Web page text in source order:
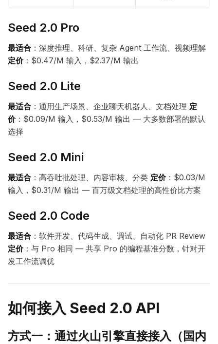
Seed 2.0 Pro
最适合 ：深度推理、科研、复杂 Agent 工作流、视频理解
定价：$0.47/M 输入，$2.37/M 输出
Seed 2.0 Lite
最适合 ：通用生产场景、企业聊天机器人、文档处理 定
价：$0.09/M 输入，$0.53/M 输出 — 大多数部署的默认
选择
Seed 2.0 Mini
最适合 ：高吞吐批处理、内容审核、分类 定价：$0.03/M
输入，$0.31/M 输出 — 百万级文档处理的高性价比方案
Seed 2.0 Code
最适合 ：软件开发、代码生成、调试、自动化 PR Review
定价：与 Pro 相同 — 共享 Pro 的编程基准分数，针对开
发工作流调优
如何接入 Seed 2.0 API
方式一：通过火山引擎直接接入（国内